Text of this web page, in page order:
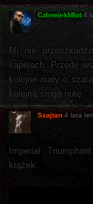
CzłowiekMłot 4
Mi nie
kapelach. Przede
kolejne nudy o
kolejną srogą nutę.
Szajtan 4 lata
Imperial
krążek.